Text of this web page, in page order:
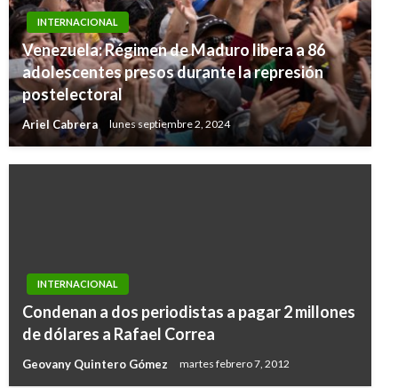
INTERNACIONAL
Venezuela: Régimen de Maduro libera a 86
adolescentes presos durante la represión
postelectoral
Ariel Cabrera lunes septiembre 2, 2024
INTERNACIONAL
Condenan a dos periodistas a pagar 2 millones
de dólares a Rafael Correa
Geovany Quintero Gómez martes febrero 7, 2012